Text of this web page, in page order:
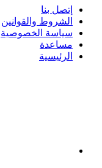
إتصل بنا
الشروط والقوانين
سياسة الخصوصية
مساعدة
الرئيسية